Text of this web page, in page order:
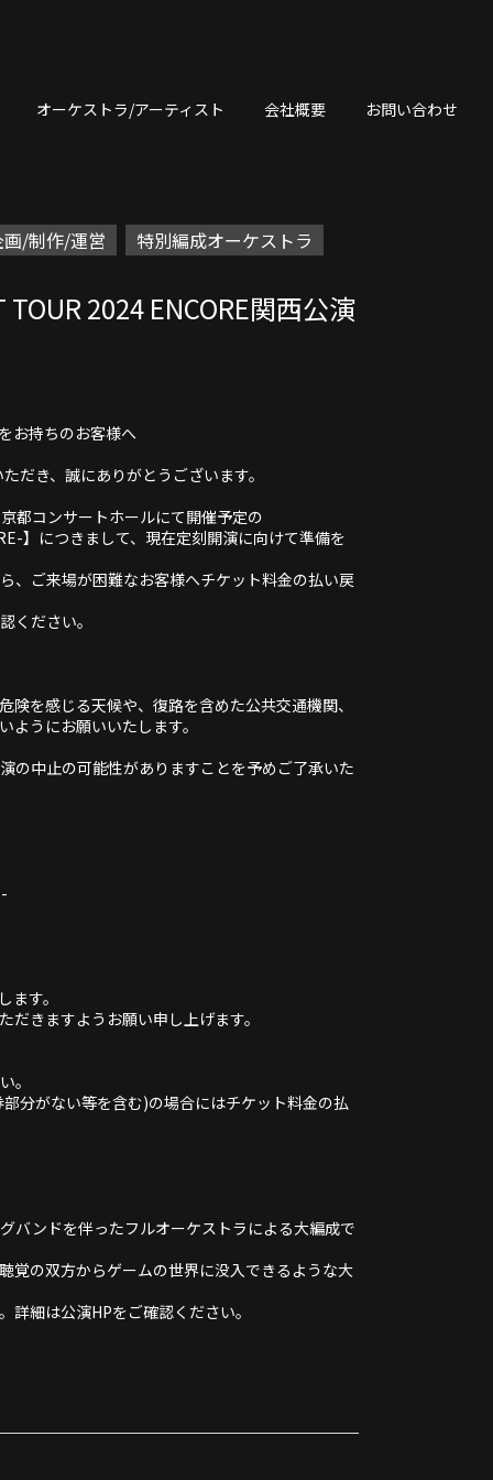
オーケストラ/アーティスト 会社概要 お問い合わせ
画/制作/運営 特別編成オーケストラ
TOUR 2024 ENCORE関西公演
お持ちのお客様へ
だき、誠にありがとうございます。
都コンサートホールにて開催予定の
】につきまして、現在定刻開演に向けて準備を
、ご来場が困難なお客様へチケット料金の払い戻
ください。
を感じる天候や、復路を含めた公共交通機関、
うにお願いいたします。
の中止の可能性がありますことを予めご了承いた
す。
きますようお願い申し上げます。
。
分がない等を含む)の場合にはチケット料金の払
バンドを伴ったフルオーケストラによる大編成で
覚の双方からゲームの世界に没入できるような大
細は公演HPをご確認ください。